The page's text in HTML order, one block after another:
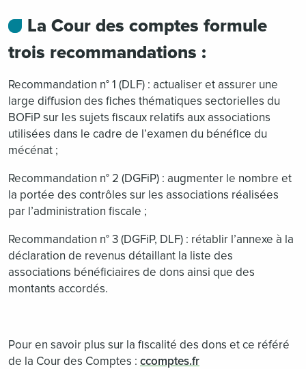
La Cour des comptes formule
trois recommandations :
Recommandation n° 1 (DLF) : actualiser et assurer une
large diffusion des fiches thématiques sectorielles du
BOFiP sur les sujets fiscaux relatifs aux associations
utilisées dans le cadre de l’examen du bénéfice du
mécénat ;
Recommandation n° 2 (DGFiP) : augmenter le nombre et
la portée des contrôles sur les associations réalisées
par l’administration fiscale ;
Recommandation n° 3 (DGFiP, DLF) : rétablir l’annexe à la
déclaration de revenus détaillant la liste des
associations bénéficiaires de dons ainsi que des
montants accordés.
Pour en savoir plus sur la fiscalité des dons et ce référé
de la Cour des Comptes : ccomptes.fr